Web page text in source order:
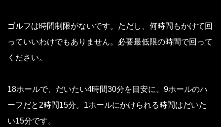
ゴルフは時間制限がないです。ただし、何時間もかけて回
っていいわけでもありません。必要最低限の時間で回って
ください。
18ホールで、だいたい4時間30分を目安に。9ホールのハ
ーフだと2時間15分。1ホールにかけられる時間はだいた
い15分です。